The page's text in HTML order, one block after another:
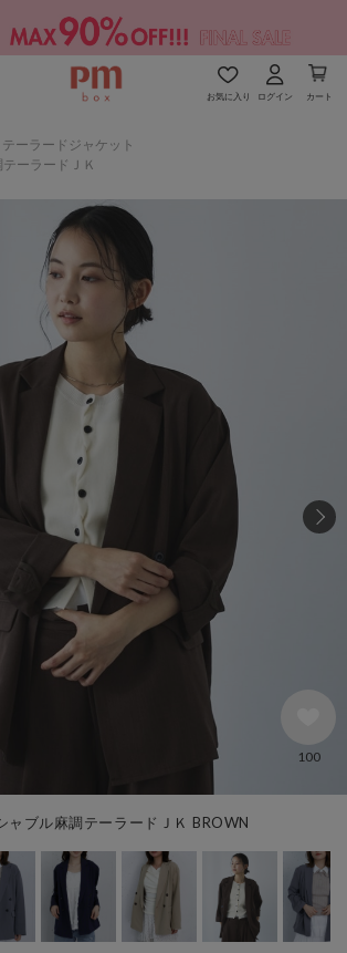
お気に入り ログイン カート
テーラードジャケット
ーラードＪＫ
ャブル麻調テーラードＪＫ BROWN
100